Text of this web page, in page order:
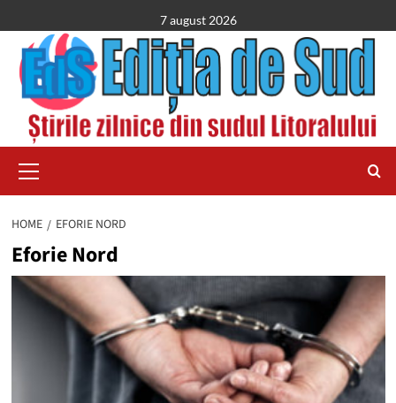
to
content
7 august 2026
Menu
HOME EFORIE NORD
Eforie Nord